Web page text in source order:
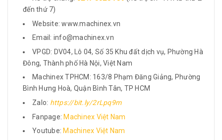
đến thứ 7)
Website: www.machinex.vn
Email: info@machinex.vn
VPGD: DV04, Lô 04, Số 35 Khu đất dịch vụ, Phường Hà
Đông, Thành phố Hà Nội, Việt Nam
Machinex TPHCM: 163/8 Phạm Đăng Giảng, Phường
Bình Hưng Hoà, Quận Bình Tân, TP HCM
Zalo: https://bit.ly/2rLpq9m
Fanpage:Machinex Việt Nam
Youtube: Machinex Việt Nam